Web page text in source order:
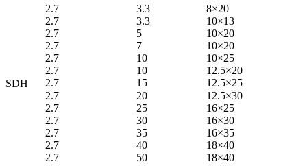
SDH
2.7
3.3
8×20
2.7
3.3
10×13
2.7
5
10×20
2.7
7
10×20
2.7
10
10×25
2.7
10
12.5×20
2.7
15
12.5×25
2.7
20
12.5×30
2.7
25
16×25
2.7
30
16×30
2.7
35
16×35
2.7
40
18×40
2.7
50
18×40